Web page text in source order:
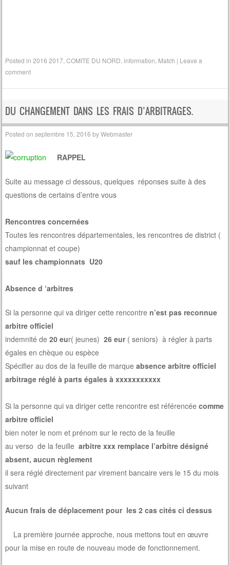
Posted in2016 2017 ,COMITE DU NORD ,information Match | Leave a
comment
DU CHANGEMENT DANS LES FRAIS D’ARBITRAGES.
Posted onseptembre 15, 2016 byWebmaster
RAPPEL
Suite au message ci dessous, quelques réponses suite à des
questions de certains d’entre vous
Rencontres concernées
Toutes les rencontres départementales, les rencontres de district (
championnat et coupe)
sauf les championnats U20
Absence d ‘arbitres
Si la personne qui va diriger cette rencontre n’est pas reconnue
arbitre officiel
indemnité de20 eur( jeunes) 26 eur( seniors) à régler à parts
égales en chèque ou espèce
Spécifier au dos de la feuille de marqueabsence arbitre officiel
arbitrage réglé à parts égales à xxxxxxxxxxx
Si la personne qui va diriger cette rencontre est référencéecomme
arbitre officiel
bien noter le nom et prénom sur le recto de la feuille
au verso de la feuillearbitre xxx remplace l’arbitre désigné
absent, aucun règlement
il sera réglé directement par virement bancaire vers le 15 du mois
suivant
Aucun frais de déplacement pour les 2 cas cités ci dessus
La première journée approche, nous mettons tout en œuvre
pour la mise en route de nouveau mode de fonctionnement.